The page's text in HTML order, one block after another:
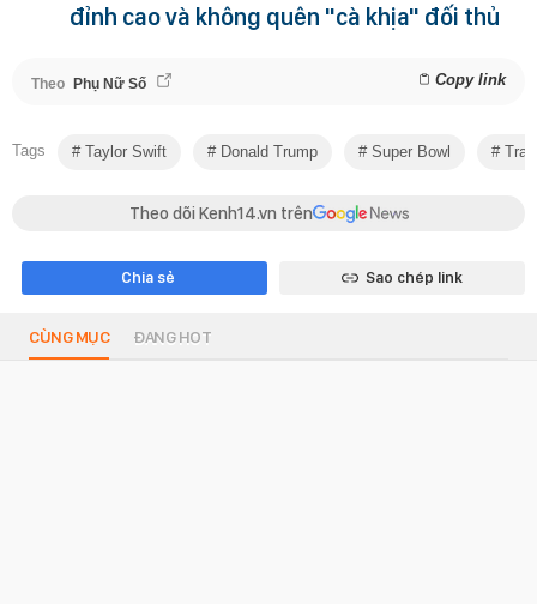
đỉnh cao và không quên "cà khịa" đối thủ
Theo Phụ Nữ Số Copy link
Tags Taylor Swift Donald Trump Super Bowl
Theo dõi Kenh14.vn trên
Chia sẻ Sao chép link
CÙNG MỤC ĐANG HOT